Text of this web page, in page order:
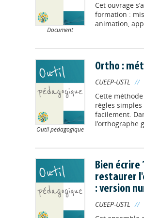
Document
Cet ouvrage
formation :
animation,
Outil pédagogique
Ortho :
CUEEP-USTL //
Cette
règles
facilement.
l’orthographe
Bien
restaurer
: version
CUEEP-USTL //